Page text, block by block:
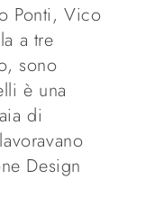
Ponti, Vico
a tre
sono
è una
di
Design